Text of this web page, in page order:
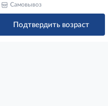
Самовывоз
Подтвердить возраст